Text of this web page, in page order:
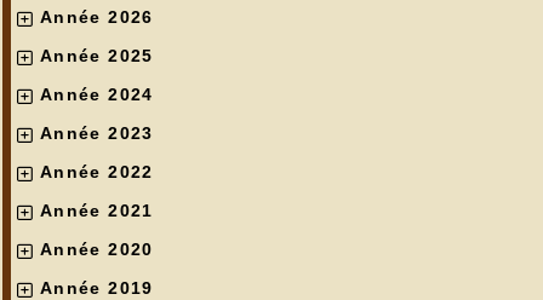
Année 2026
Année 2025
Année 2024
Année 2023
Année 2022
Année 2021
Année 2020
Année 2019